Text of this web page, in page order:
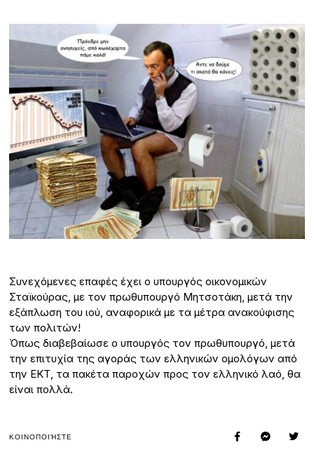
Συνεχόμενες επαφές έχει ο υπουργός οικονομικών
Σταϊκούρας, με τον πρωθυπουργό Μητσοτάκη, μετά την
εξάπλωση του ιού, αναφορικά με τα μέτρα ανακούφισης
των πολιτών!
Όπως διαβεβαίωσε ο υπουργός τον πρωθυπουργό, μετά
την επιτυχία της αγοράς των ελληνικών ομολόγων από
την ΕΚΤ, τα πακέτα παροχών προς τον ελληνικό λαό, θα
είναι πολλά.
ΚΟΙΝΟΠΟΙΉΣΤΕ